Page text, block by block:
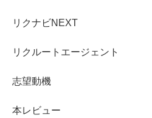
リクナビNEXT
リクルートエージェント
志望動機
本レビュー